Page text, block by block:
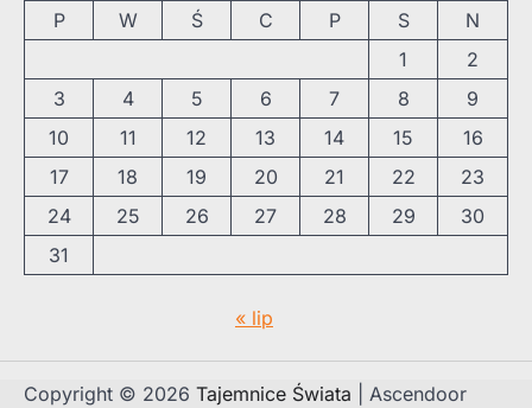
P
W Ś C P S
N
1
2
3
4 5 6 7 8
9
10
11 12 13 14 15
16
17
18 19 20 21 22
23
24
25 26 27 28 29
30
31
« lip
Copyright © 2026 Tajemnice Świata | Ascendoor